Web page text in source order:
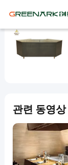
11
자
리
전
기
테
프
관련 동영상